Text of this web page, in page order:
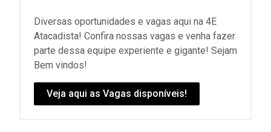
Diversas oportunidades e vagas aqui na 4E
Atacadista! Confira nossas vagas e venha fazer
parte dessa equipe experiente e gigante! Sejam
Bem vindos!
Veja aqui as Vagas disponíveis!